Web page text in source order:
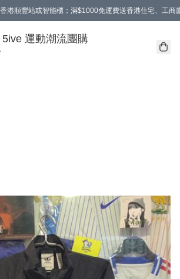
港順豐站或智能櫃；滿$1000免運費送香港住宅、工商
5ive 運動潮流團購